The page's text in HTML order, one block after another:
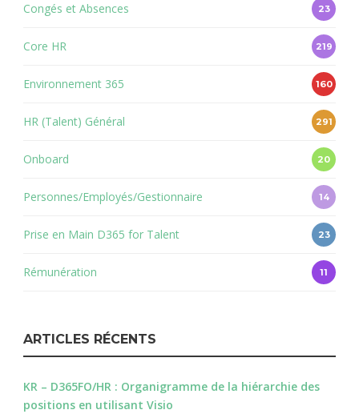
Congés et Absences 23
Core HR 219
Environnement 365 160
HR (Talent) Général 291
Onboard 20
Personnes/Employés/Gestionnaire 14
Prise en Main D365 for Talent 23
Rémunération 11
ARTICLES RÉCENTS
KR – D365FO/HR : Organigramme de la hiérarchie des
positions en utilisant Visio